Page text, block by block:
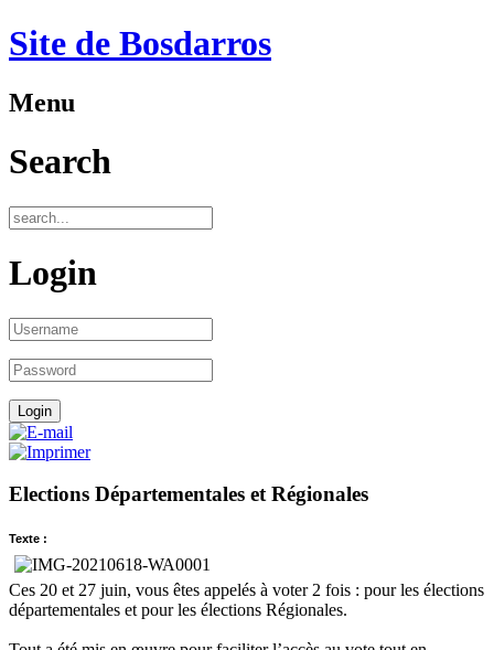
Site de Bosdarros
Menu
Search
Login
Elections Départementales et Régionales
Texte :
Ces 20 et 27 juin, vous êtes appelés à voter 2 fois : pour les élections
départementales et pour les élections Régionales.